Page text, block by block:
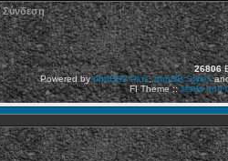
26806
Powered byphpBB2 Plus,phpBB Styles
FI Theme ::Mods and